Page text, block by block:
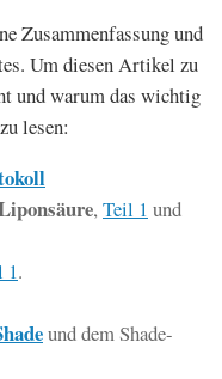
Zusammenfassung und
Um diesen Artikel zu
und warum das wichtig
lesen:
, Teil 1 und
1.
und dem Shade-